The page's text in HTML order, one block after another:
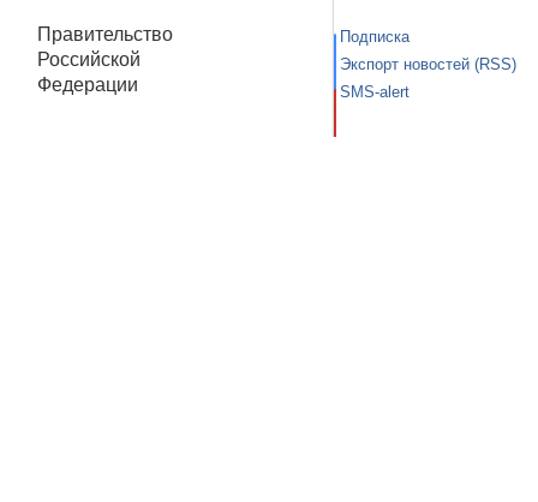
Правительство
Российской
Федерации
Подписка
Экспорт новостей (RSS)
SMS-alert